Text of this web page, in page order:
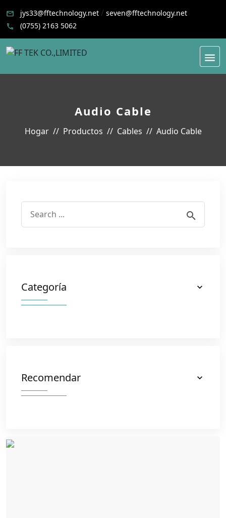
jys33@fftechnology.net / seven@fftechnology.net
(0755) 2163 5062
Audio Cable
Hogar Productos Cables Audio Cable
Categoría
Recomendar